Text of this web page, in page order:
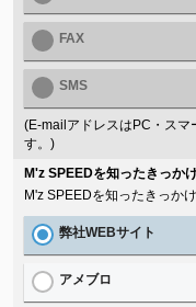
FAX
SMS
(E-mailアドレスはPC・スマ
す。)
M'z SPEEDを知ったきっか
M'z SPEEDを知ったきっか
弊社WEBサイト
アメブロ